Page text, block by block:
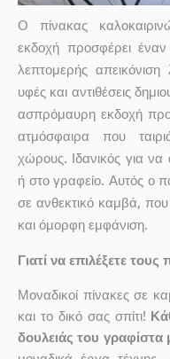
Ο πίνακας
εκδοχή προσφέρει
λεπτομερής
υφές και αντιθέσεις
ασπρόμαυρη εκδοχή
ατμόσφαιρα που
χώρους. Ιδανικός για να
ή στο γραφείο. Αυτός ο
σε ανθεκτικό καμβά, που
και όμορφη εμφάνιση.
Γιατί να επιλέξετε
Μοναδικοί πίνακες σε
και το δικό σας σπίτι!
δουλειάς του γραφίστα